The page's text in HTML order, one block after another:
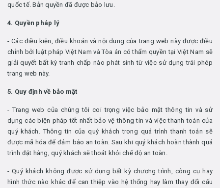
quốc tế. Bản quyền đã được bảo lưu.
4. Quyền pháp lý
- Các điều kiện, điều khoản và nội dung của trang web này được điều
chỉnh bởi luật pháp Việt Nam và Tòa án có thẩm quyền tại Việt Nam sẽ
giải quyết bất kỳ tranh chấp nào phát sinh từ việc sử dụng trái phép
trang web này.
5. Quy định về bảo mật
- Trang web của chúng tôi coi trọng việc bảo mật thông tin và sử
dụng các biện pháp tốt nhất bảo vệ thông tin và việc thanh toán của
quý khách. Thông tin của quý khách trong quá trình thanh toán sẽ
được mã hóa để đảm bảo an toàn. Sau khi quý khách hoàn thành quá
trình đặt hàng, quý khách sẽ thoát khỏi chế độ an toàn.
- Quý khách không được sử dụng bất kỳ chương trình, công cụ hay
hình thức nào khác để can thiệp vào hệ thống hay làm thay đổi cấu